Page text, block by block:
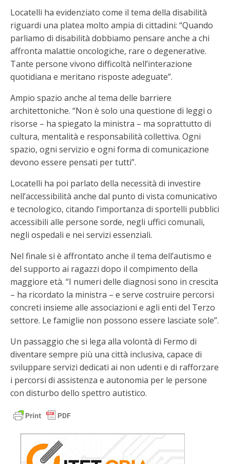
Locatelli ha evidenziato come il tema della disabilità
riguardi una platea molto ampia di cittadini: “Quando
parliamo di disabilità dobbiamo pensare anche a chi
affronta malattie oncologiche, rare o degenerative.
Tante persone vivono difficoltà nell’interazione
quotidiana e meritano risposte adeguate”.
Ampio spazio anche al tema delle barriere
architettoniche. “Non è solo una questione di leggi o
risorse – ha spiegato la ministra – ma soprattutto di
cultura, mentalità e responsabilità collettiva. Ogni
spazio, ogni servizio e ogni forma di comunicazione
devono essere pensati per tutti”.
Locatelli ha poi parlato della necessità di investire
nell’accessibilità anche dal punto di vista comunicativo
e tecnologico, citando l’importanza di sportelli pubblici
accessibili alle persone sorde, negli uffici comunali,
negli ospedali e nei servizi essenziali.
Nel finale si è affrontato anche il tema dell’autismo e
del supporto ai ragazzi dopo il compimento della
maggiore età. “I numeri delle diagnosi sono in crescita
– ha ricordato la ministra – e serve costruire percorsi
concreti insieme alle associazioni e agli enti del Terzo
settore. Le famiglie non possono essere lasciate sole”.
Un passaggio che si lega alla volontà di Fermo di
diventare sempre più una città inclusiva, capace di
sviluppare servizi dedicati ai non udenti e di rafforzare
i percorsi di assistenza e autonomia per le persone
con disturbo dello spettro autistico.